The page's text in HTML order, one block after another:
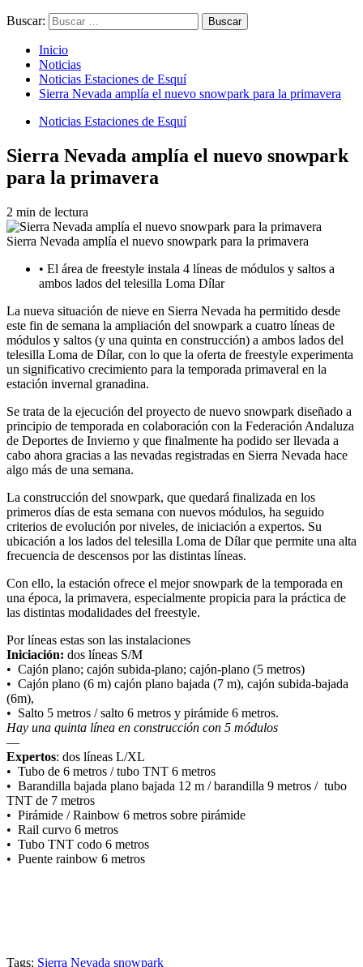
Buscar:
Inicio
Noticias
Noticias Estaciones de Esquí
Sierra Nevada amplía el nuevo snowpark para la primavera
Noticias Estaciones de Esquí
Sierra Nevada amplía el nuevo snowpark
para la primavera
2 min de lectura
Sierra Nevada amplía el nuevo snowpark para la primavera
• El área de freestyle instala 4 líneas de módulos y saltos a
ambos lados del telesilla Loma Dílar
La nueva situación de nieve en Sierra Nevada ha permitido desde
este fin de semana la ampliación del snowpark a cuatro líneas de
módulos y saltos (y una quinta en construcción) a ambos lados del
telesilla Loma de Dílar, con lo que la oferta de freestyle experimenta
un significativo crecimiento para la temporada primaveral en la
estación invernal granadina.
Se trata de la ejecución del proyecto de nuevo snowpark diseñado a
principio de temporada en colaboración con la Federación Andaluza
de Deportes de Invierno y que finalmente ha podido ser llevada a
cabo ahora gracias a las nevadas registradas en Sierra Nevada hace
algo más de una semana.
La construcción del snowpark, que quedará finalizada en los
primeros días de esta semana con nuevos módulos, ha seguido
criterios de evolución por niveles, de iniciación a expertos. Su
ubicación a los lados del telesilla Loma de Dílar que permite una alta
frecuencia de descensos por las distintas líneas.
Con ello, la estación ofrece el mejor snowpark de la temporada en
una época, la primavera, especialmente propicia para la práctica de
las distintas modalidades del freestyle.
Por líneas estas son las instalaciones
Iniciación: dos líneas S/M
•⁠ ⁠Cajón plano; cajón subida-plano; cajón-plano (5 metros)
•⁠ ⁠Cajón plano (6 m) cajón plano bajada (7 m), cajón subida-bajada
(6m),
• Salto 5 metros / salto 6 metros y pirámide 6 metros.
Hay una quinta línea en construcción con 5 módulos
—
Expertos: dos líneas L/XL
•⁠ ⁠Tubo de 6 metros / tubo TNT 6 metros
•⁠ ⁠Barandilla bajada plano bajada 12 m / barandilla 9 metros / tubo
TNT de 7 metros
•⁠ ⁠Pirámide / Rainbow 6 metros sobre pirámide
•⁠ ⁠Rail curvo 6 metros
•⁠ ⁠Tubo TNT codo 6 metros
•⁠ ⁠Puente rainbow 6 metros
Tags: Sierra Nevada snowpark